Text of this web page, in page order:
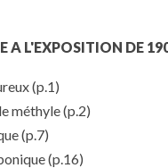
A L'EXPOSITION DE
(p.1)
méthyle(p.2)
(p.7)
(p.16)